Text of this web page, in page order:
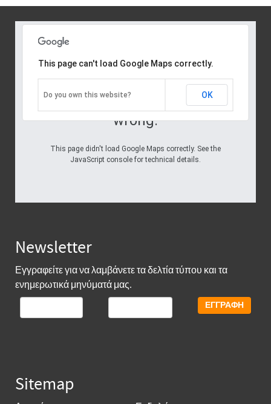
Oops! Something went
wrong.
This page didn't load Google Maps correctly. See the
JavaScript console for technical details.
This page can't load Google Maps correctly.
Do you own this website? OK
Newsletter
Εγγραφείτε για να λαμβάνετε τα δελτία τύπου και τα
ενημερωτικά μηνύματά μας.
Sitemap